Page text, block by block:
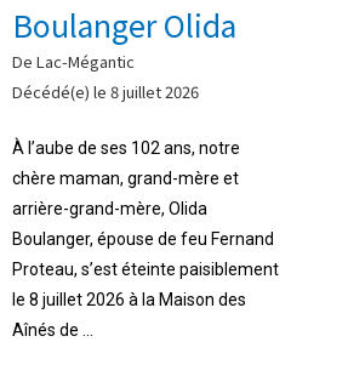
Boulanger Olida
De Lac-Mégantic
Décédé(e) le 8 juillet 2026
À l’aube de ses 102 ans, notre
chère maman, grand-mère et
arrière-grand-mère, Olida
Boulanger, épouse de feu Fernand
Proteau, s’est éteinte paisiblement
le 8 juillet 2026 à la Maison des
Aînés de ...